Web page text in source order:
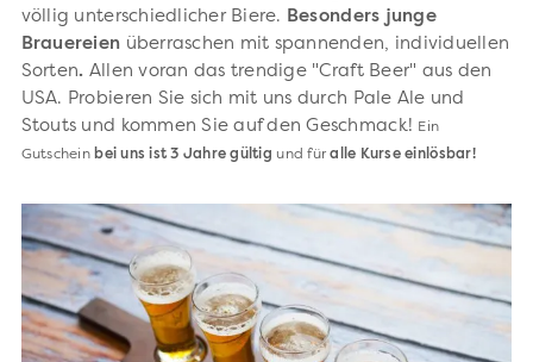
völlig unterschiedlicher Biere. Besonders junge
Brauereien überraschen mit spannenden, individuellen
Sorten. Allen voran das trendige "Craft Beer" aus den
USA. Probieren Sie sich mit uns durch Pale Ale und
Stouts und kommen Sie auf den Geschmack! Ein
Gutscheinbei unsist 3 Jahre gültig und füralle Kurse einlösbar!